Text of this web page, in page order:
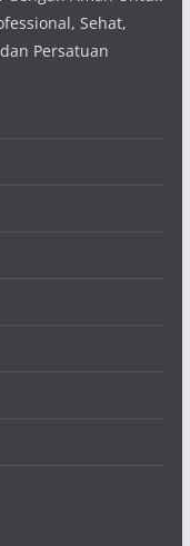
Sehat,
Persatuan